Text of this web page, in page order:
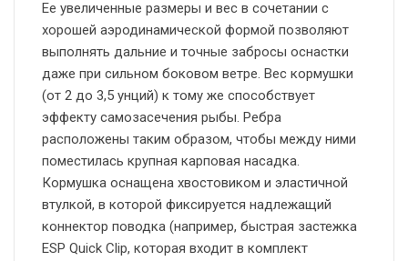
Ее увеличенные размеры и вес в сочетании с
хорошей аэродинамической формой позволяют
выполнять дальние и точные забросы оснастки
даже при сильном боковом ветре. Вес кормушки
(от 2 до 3,5 унций) к тому же способствует
эффекту самозасечения рыбы. Ребра
расположены таким образом, чтобы между ними
поместилась крупная карповая насадка.
Кормушка оснащена хвостовиком и эластичной
втулкой, в которой фиксируется надлежащий
коннектор поводка (например, быстрая застежка
ESP Quick Clip, которая входит в комплект